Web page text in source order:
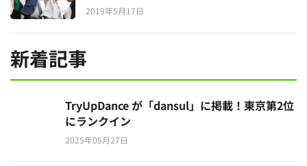
2019年5月17日
新着記事
TryUpDance が「dansul」に掲載！東京第2位
にランクイン
2025年05月27日